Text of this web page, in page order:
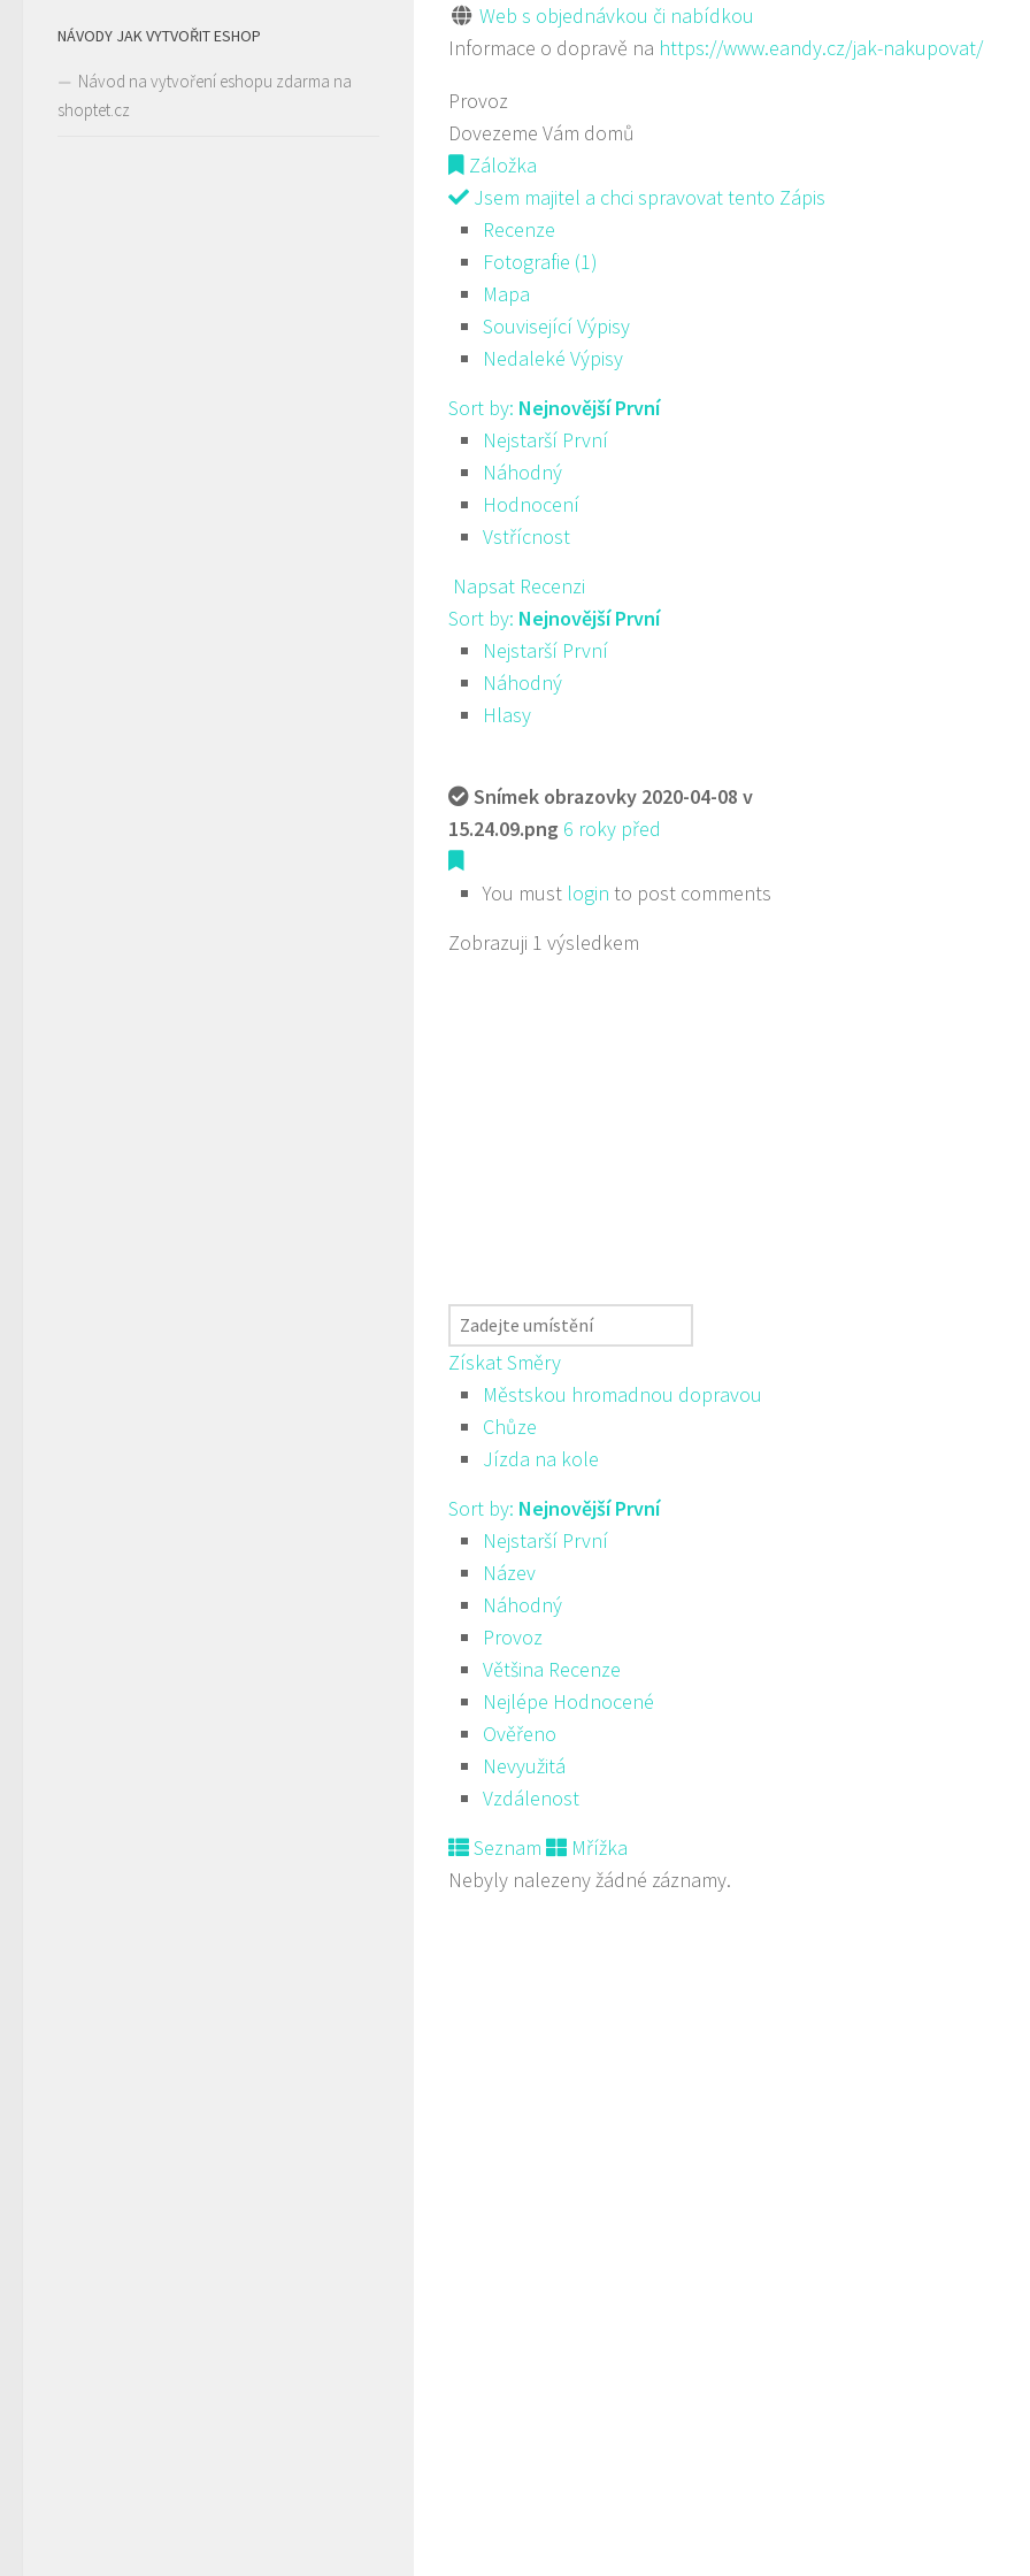
Web s objednávkou či nabídkou
Informace o dopravě na https://www.eandy.cz/jak-nakupovat/
Provoz
Dovezeme Vám domů
Záložka
Jsem majitel a chci spravovat tento Zápis
Recenze
Fotografie (1)
Mapa
Související Výpisy
Nedaleké Výpisy
Sort by: Nejnovější První
Nejstarší První
Náhodný
Hodnocení
Vstřícnost
Napsat Recenzi
Sort by: Nejnovější První
Nejstarší První
Náhodný
Hlasy
Snímek obrazovky 2020-04-08 v
15.24.09.png 6 roky před
You must login to post comments
Zobrazuji 1 výsledkem
Získat Směry
Městskou hromadnou dopravou
Chůze
Jízda na kole
Sort by: Nejnovější První
Nejstarší První
Název
Náhodný
Provoz
Většina Recenze
Nejlépe Hodnocené
Ověřeno
Nevyužitá
Vzdálenost
Seznam
Mřížka
Nebyly nalezeny žádné záznamy.
NÁVODY JAK VYTVOŘIT ESHOP
Návod na vytvoření eshopu zdarma na
shoptet.cz